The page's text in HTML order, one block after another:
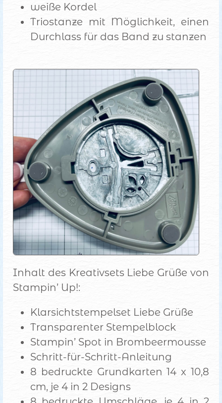
weiße Kordel
Triostanze mit Möglichkeit, einen
Durchlass für das Band zu stanzen
Inhalt des Kreativsets Liebe Grüße von
Stampin’ Up!:
Klarsichtstempelset Liebe Grüße
Transparenter Stempelblock
Stampin’ Spot in Brombeermousse
Schritt-für-Schritt-Anleitung
8 bedruckte Grundkarten 14 x 10,8
cm, je 4 in 2 Designs